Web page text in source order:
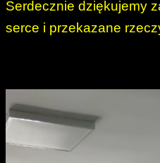
Serdecznie dziękujemy
serce i przekazane